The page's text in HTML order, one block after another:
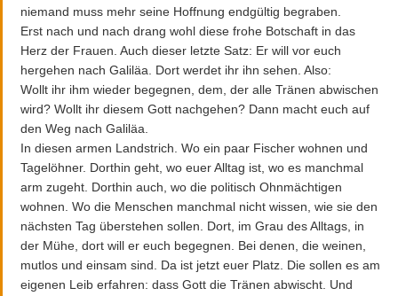
niemand muss mehr seine Hoffnung endgültig begraben.
Erst nach und nach drang wohl diese frohe Botschaft in das
Herz der Frauen. Auch dieser letzte Satz: Er will vor euch
hergehen nach Galiläa. Dort werdet ihr ihn sehen. Also:
Wollt ihr ihm wieder begegnen, dem, der alle Tränen abwischen
wird? Wollt ihr diesem Gott nachgehen? Dann macht euch auf
den Weg nach Galiläa.
In diesen armen Landstrich. Wo ein paar Fischer wohnen und
Tagelöhner. Dorthin geht, wo euer Alltag ist, wo es manchmal
arm zugeht. Dorthin auch, wo die politisch Ohnmächtigen
wohnen. Wo die Menschen manchmal nicht wissen, wie sie den
nächsten Tag überstehen sollen. Dort, im Grau des Alltags, in
der Mühe, dort will er euch begegnen. Bei denen, die weinen,
mutlos und einsam sind. Da ist jetzt euer Platz. Die sollen es am
eigenen Leib erfahren: dass Gott die Tränen abwischt. Und